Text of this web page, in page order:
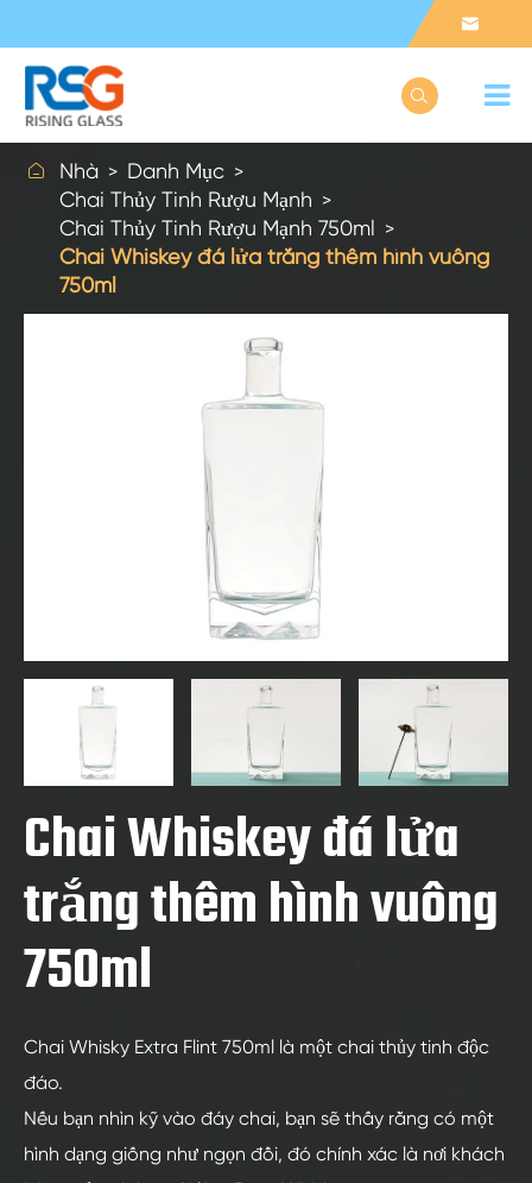


 Nhà
Danh Mục
Chai Thủy Tinh Rượu Mạnh
Chai Thủy Tinh Rượu Mạnh 750ml
Chai Whiskey đá lửa trắng thêm hình vuông
750ml
Chai Whiskey đá lửa
trắng thêm hình vuông
750ml
Chai Whisky Extra Flint 750ml là một chai thủy tinh độc
đáo.
Nếu bạn nhìn kỹ vào đáy chai, bạn sẽ thấy rằng có một
hình dạng giống như ngọn đồi, đó chính xác là nơi khách